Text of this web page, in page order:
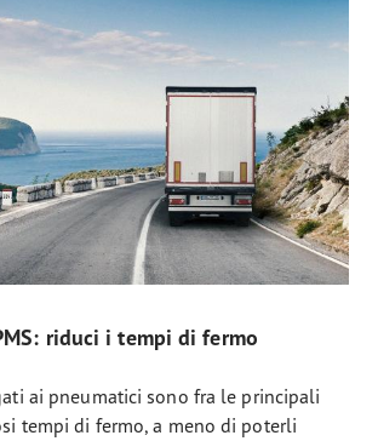
riduci i tempi di fermo
ai pneumatici sono fra le principali
tempi di fermo, a meno di poterli